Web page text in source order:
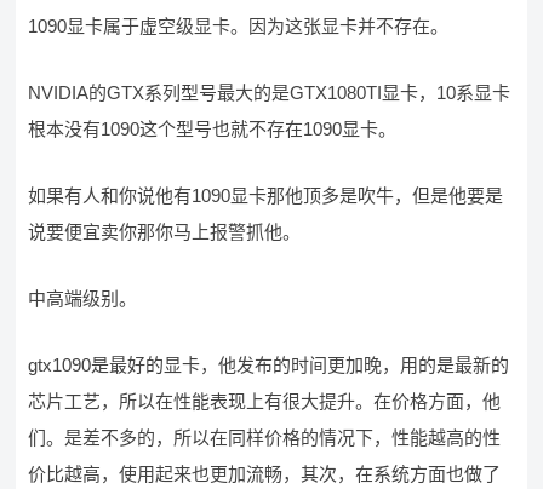
1090显卡属于虚空级显卡。因为这张显卡并不存在。
NVIDIA的GTX系列型号最大的是GTX1080TI显卡，10系显卡
根本没有1090这个型号也就不存在1090显卡。
如果有人和你说他有1090显卡那他顶多是吹牛，但是他要是
说要便宜卖你那你马上报警抓他。
中高端级别。
gtx1090是最好的显卡，他发布的时间更加晚，用的是最新的
芯片工艺，所以在性能表现上有很大提升。在价格方面，他
们。是差不多的，所以在同样价格的情况下，性能越高的性
价比越高，使用起来也更加流畅，其次，在系统方面也做了